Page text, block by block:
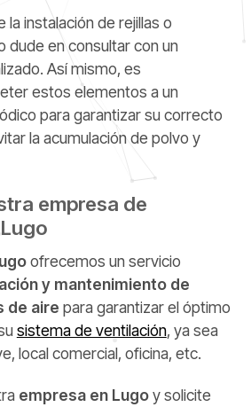
la instalación de rejillas o
dude en consultar con un
Así mismo, es
estos elementos a un
para garantizar su correcto
la acumulación de polvo y
empresa de
ofrecemos un servicio
y mantenimiento de
de aire para garantizar el óptimo
sistema de ventilación, ya sea
local comercial, oficina, etc.
empresa en Lugoy solicite